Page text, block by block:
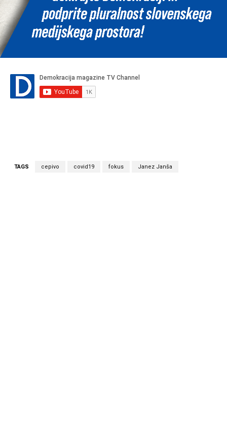
TAGS cepivo covid19 fokus Janez Janša